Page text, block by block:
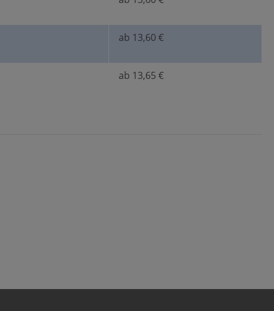
ab 13,60 €
ab 13,65 €